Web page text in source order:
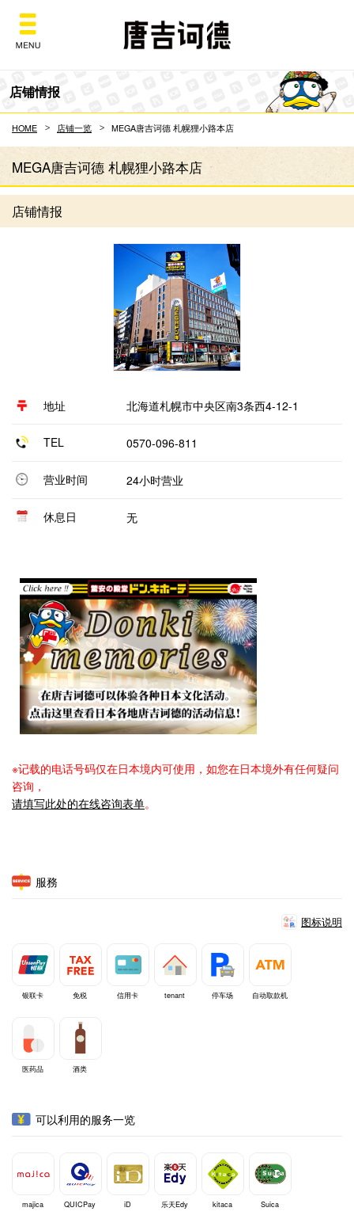
店铺情报
HOME 店铺一览 MEGA唐吉诃德 札幌狸小路本店
MEGA唐吉诃德 札幌狸小路本店
店铺情报
地址 北海道札幌市中央区南3条西4-12-1
TEL 0570-096-811
营业时间 24小时营业
休息日 无
※记载的电话号码仅在日本境内可使用，如您在日本境外有任何疑问
咨询，
请填写此处的在线咨询表单。
服務
图标说明
银联卡 免税 信用卡 tenant 停车场 自动取款机
医药品 酒类
可以利用的服务一览
majica QUICPay iD 乐天Edy kitaca Suica